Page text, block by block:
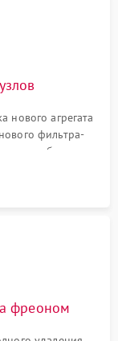
нового агрегата
фильтра-
обдува,
петель.
фреоном